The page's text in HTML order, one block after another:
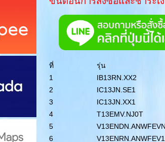
ที่
รุ่น
1
IB13RN.XX2
2
IC13JN.SE1
3
IC13JN.XX1
4
T13EMV.NJ0T
5
V13ENDN.ANWFEVN
6
V13ENRN.ANWFEV1